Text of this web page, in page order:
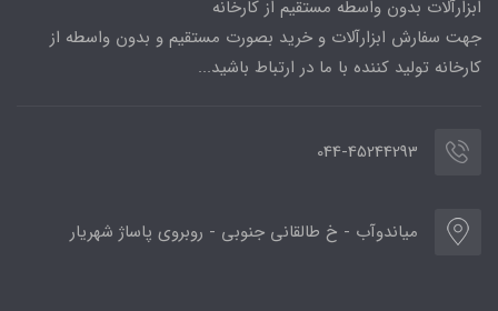
ابزارآلات بدون واسطه مستقیم از کارخانه
جهت سفارش ابزارآلات و خرید بصورت مستقیم و بدون واسطه از
کارخانه تولید کننده با ما در ارتباط باشید...
044-45244293
میاندوآب - خ طالقانی جنوبی - روبروی پاساژ شهریار